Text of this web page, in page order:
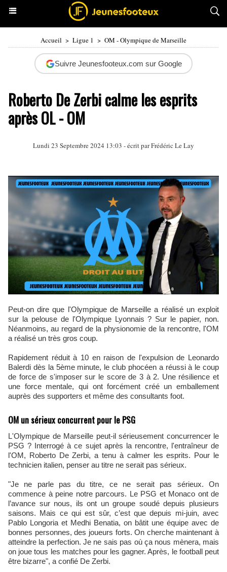
Accueil > Ligue 1 > OM - Olympique de Marseille
Suivre Jeunesfooteux.com sur Google
Roberto De Zerbi calme les esprits
après OL - OM
Lundi 23 Septembre 2024 13:03 - écrit parFrédéric Le Lay
Peut-on dire que l'Olympique de Marseille a réalisé un exploit
sur la pelouse de l'Olympique Lyonnais ? Sur le papier, non.
Néanmoins, au regard de la physionomie de la rencontre, l'OM
a réalisé un très gros coup.
Rapidement réduit à 10 en raison de l'expulsion de Leonardo
Balerdi dès la 5ème minute, le club phocéen a réussi à le coup
de force de s'imposer sur le score de 3 à 2. Une résilience et
une force mentale, qui ont forcément créé un emballement
auprès des supporters et même des consultants foot.
OM un sérieux concurrent pour le PSG
L'Olympique de Marseille peut-il sérieusement concurrencer le
PSG ? Interrogé à ce sujet après la rencontre, l'entraîneur de
l'OM, Roberto De Zerbi, a tenu à calmer les esprits. Pour le
technicien italien, penser au titre ne serait pas sérieux.
"Je ne parle pas du titre, ce ne serait pas sérieux. On
commence à peine notre parcours. Le PSG et Monaco ont de
l’avance sur nous, ils ont un groupe soudé depuis plusieurs
saisons. Mais ce qui est sûr, c’est que depuis mi-juin, avec
Pablo Longoria et Medhi Benatia, on bâtit une équipe avec de
bonnes personnes, des joueurs forts. On cherche maintenant à
atteindre la perfection. Je ne sais pas où ça nous mènera, mais
on joue tous les matches pour les gagner. Après, le football peut
être bizarre", a confié De Zerbi.